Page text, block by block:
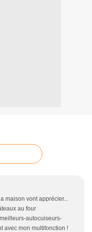
maison vont apprécier...
au four
autocuiseurs-
avec mon multifonction !